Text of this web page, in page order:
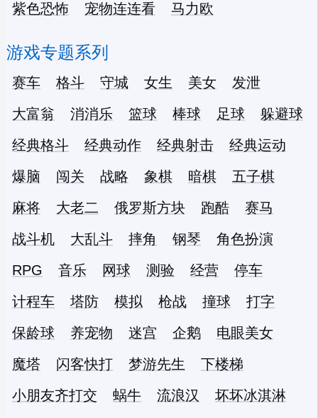
紫色恐怖
宠物连连看 马力欧
游戏专题系列
赛车 格斗 守城 女生 美女
发泄
大富翁
消消乐 篮球 棒球 足球
躲避球
经典格斗
经典动作 经典射击
经典运动
爆脑
闯关 战略 象棋 暗棋
五子棋
麻将
大老二 俄罗斯方块 跑酷
赛马
战斗机
大乱斗 摔角 钢琴
角色扮演
RPG
音乐 网球 测验 经营
停车
计程车
塔防 模拟 枪战 撞球
打字
保龄球
养宠物 迷宫 企鹅
电眼美女
魔塔
闪客快打 梦游先生
下楼梯
小朋友齐打交
蜗牛 流浪汉 坏坏冰淇淋